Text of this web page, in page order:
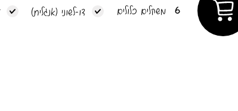
דו-לשוני (אנגלית) משקלים כלולים 6